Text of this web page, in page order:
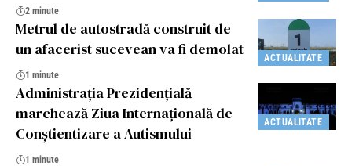
2 minute
ACTUALITATE
Metrul de autostradă construit de
un afacerist sucevean va fi demolat
1 minute
ACTUALITATE
Administrația Prezidențială
marchează Ziua Internațională de
Conștientizare a Autismului
1 minute